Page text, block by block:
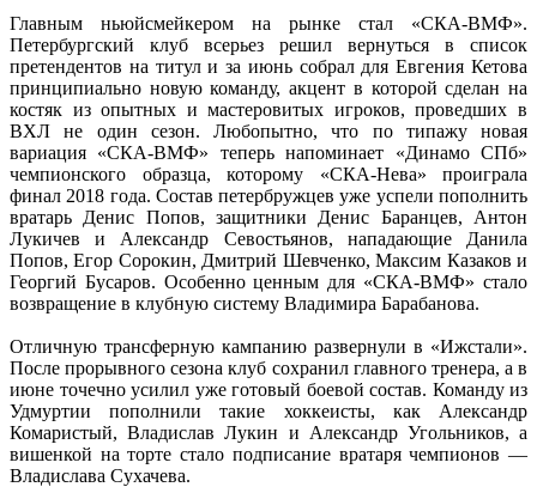
Главным ньюйсмейкером на рынке стал «СКА-ВМФ».
Петербургский клуб всерьез решил вернуться в список
претендентов на титул и за июнь собрал для Евгения Кетова
принципиально новую команду, акцент в которой сделан на
костяк из опытных и мастеровитых игроков, проведших в
ВХЛ не один сезон. Любопытно, что по типажу новая
вариация «СКА-ВМФ» теперь напоминает «Динамо СПб»
чемпионского образца, которому «СКА-Нева» проиграла
финал 2018 года. Состав петербружцев уже успели пополнить
вратарь Денис Попов, защитники Денис Баранцев, Антон
Лукичев и Александр Севостьянов, нападающие Данила
Попов, Егор Сорокин, Дмитрий Шевченко, Максим Казаков и
Георгий Бусаров. Особенно ценным для «СКА-ВМФ» стало
возвращение в клубную систему Владимира Барабанова.
Отличную трансферную кампанию развернули в «Ижстали».
После прорывного сезона клуб сохранил главного тренера, а в
июне точечно усилил уже готовый боевой состав. Команду из
Удмуртии пополнили такие хоккеисты, как Александр
Комаристый, Владислав Лукин и Александр Угольников, а
вишенкой на торте стало подписание вратаря чемпионов —
Владислава Сухачева.